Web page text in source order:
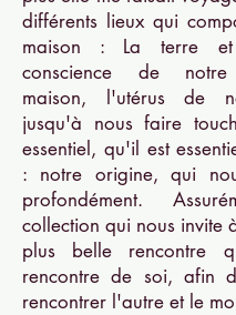
différents lieux qui
maison : La terre
conscience de notre
maison, l'utérus de
jusqu'à nous faire
essentiel, qu'il est
: notre origine, qui
profondément.
collection qui nous invite
plus belle rencontre
rencontre de soi, afin
rencontrer l'autre et le